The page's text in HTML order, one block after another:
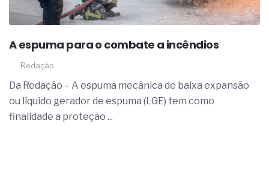
A espuma para o combate a incêndios
Redação
Da Redação – A espuma mecânica de baixa expansão
ou líquido gerador de espuma (LGE) tem como
finalidade a proteção ...